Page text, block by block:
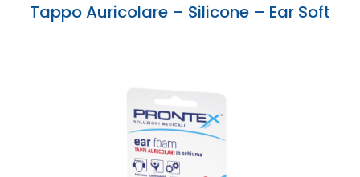
Tappo Auricolare – Silicone – Ear Soft